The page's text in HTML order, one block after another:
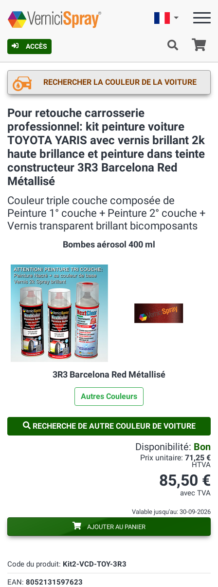
ACCÈS
Française
RECHERCHER LA COULEUR DE LA VOITURE
Pour retouche carrosserie
professionnel: kit peinture voiture
TOYOTA YARIS avec vernis brillant 2k
haute brillance et peinture dans teinte
constructeur 3R3 Barcelona Red
Métallisé
Couleur triple couche composée de
Peinture 1° couche + Peinture 2° couche +
Vernis transparent brillant bicomposants
Bombes aérosol 400 ml
3R3 Barcelona Red Métallisé
Autres Couleurs
RECHERCHE DE AUTRE COULEUR DE VOITURE
Code du produit: Kit2-VCD-TOY-3R3
EAN: 8052131597623
Disponibilité: Bon
Prix unitaire: 71,25 €
HTVA
85,50 €
avec TVA
Valable jusqu'au: 30-09-2026
AJOUTER AU PANIER